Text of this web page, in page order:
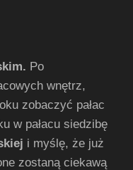
Po
wnętrz,
zobaczyć pałac
w pałacu siedzibę
i myślę, że już
zostaną ciekawą